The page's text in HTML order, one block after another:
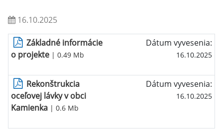
16.10.2025
Základné informácie
o projekte | 0.49 Mb
Dátum vyvesenia:
16.10.2025
Rekonštrukcia
oceľovej lávky v obci
Kamienka | 0.6 Mb
Dátum vyvesenia:
16.10.2025